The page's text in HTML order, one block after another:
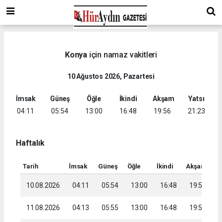
Konya için namaz vakitleri
10 Ağustos 2026, Pazartesi
İmsak
04:11
Güneş
05:54
Öğle
13:00
İkindi
16:48
Akşam
19:56
Yatsı
21:23
Haftalık
Tarih İmsak Güneş Öğle İkindi Akşam
10.08.2026 04:11 05:54 13:00 16:48 19:56
11.08.2026 04:13 05:55 13:00 16:48 19:55